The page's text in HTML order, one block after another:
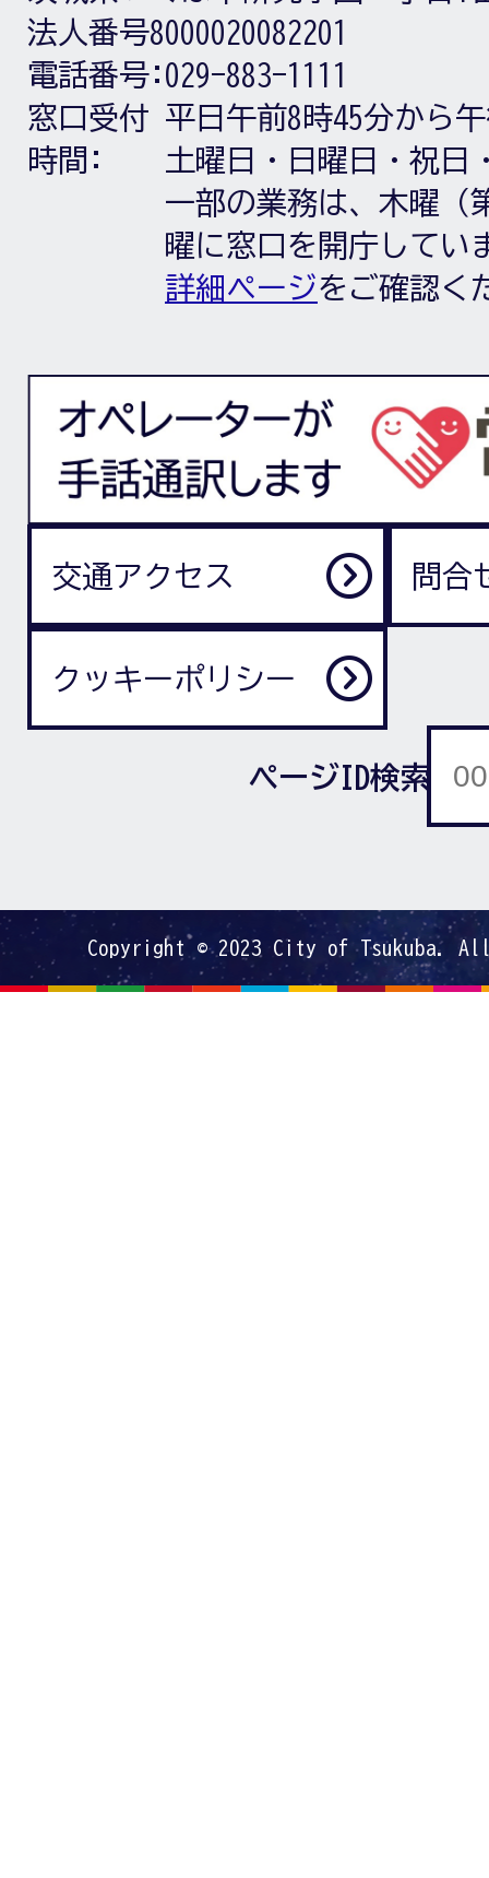
法人番号8000020082201
電話番号: 029-883-1111
窓口受付
時間:
平日午前8時45分から
土曜日・日曜日・祝日
一部の業務は、木曜（
曜に窓口を開庁してい
詳細ページをご確認く
交通アクセス 問合
クッキーポリシー
ページID検索
Copyright © 2023 City of Tsukuba.